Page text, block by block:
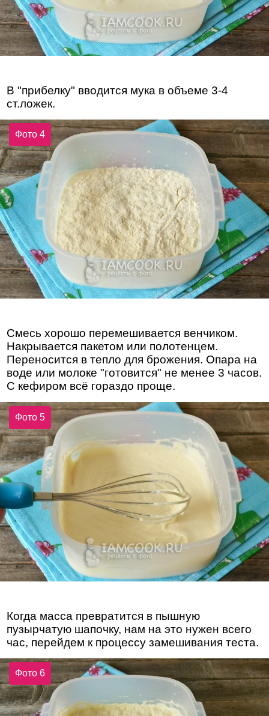
В "прибелку" вводится мука в объеме 3-4
ст.ложек.
Фото 4
Смесь хорошо перемешивается венчиком.
Накрывается пакетом или полотенцем.
Переносится в тепло для брожения. Опара на
воде или молоке "готовится" не менее 3 часов.
С кефиром всё гораздо проще.
Фото 5
Когда масса превратится в пышную
пузырчатую шапочку, нам на это нужен всего
час, перейдем к процессу замешивания теста.
Фото 6